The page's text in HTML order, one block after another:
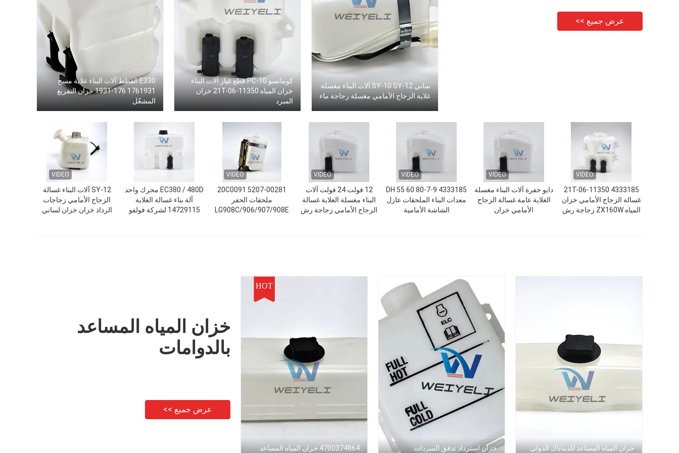
E330 القطط آلات البناء غلاية مسح
1761931 176-1931 خزان التفريغ
المشعّل
كوماتسو PC-10 قطع غيار آلات البناء
خزان المياه 21T-06-11350 خزان
المبرد
ساني SY-10 SY-12 آلات البناء مغسلة
غلاية الزجاج الأمامي مغسلة زجاجة ماء
عرض جميع >>
VIDEO
SY-12 آلات البناء غسالة
الزجاج الأمامي زجاجات
الرذاذ خزان خزان لساني
EC380 / 480D محرك واحد
آلة بناء غسالة الغلاية
14729115 لشركة فولفو
VIDEO
5207-00281 20C0091
ملحقات الحفر
LG908C/906/907/908E
VIDEO
12 فولت 24 فولت آلات
البناء مغسلة الغلاية غسالة
الزجاج الأمامي زجاجة رش
VIDEO
DH 55 60 80-7-9 4333185
معدات البناء الملحقات عازل
الشاشة الأمامية
VIDEO
دايو حفرة آلات البناء مغسلة
الغلاية عامة غسالة الزجاج
الأمامي خزان
VIDEO
4333185 21T-06-11350
غسالة الزجاج الأمامي خزان
المياه ZX160W زجاجة رش
خزان المياه المساعد
بالدوامات
عرض جميع >>
HOT
4700374864 خزان المياه المساعد
خزان استرداد تدفق المبردات
خزان المياه المساعد للديناباك الدولي